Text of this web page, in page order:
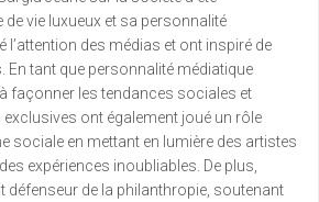
vie luxueux et sa personnalité
des médias et ont inspiré de
tant que personnalité médiatique
façonner les tendances sociales et
ont également joué un rôle
sociale en mettant en lumière des artistes
expériences inoubliables. De plus,
défenseur de la philanthropie, soutenant